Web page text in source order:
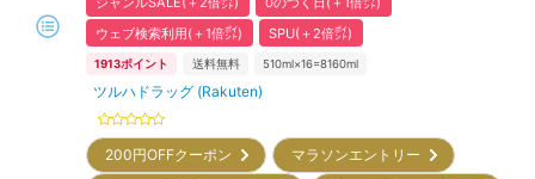
ウェブ検索利用(＋1倍㌽)
SPU(＋2倍㌽)
1913ポイント 送料無料 510ml×16=8160ml
ツルハドラッグ (Rakuten)
200円OFFクーポン
マラソンエントリー